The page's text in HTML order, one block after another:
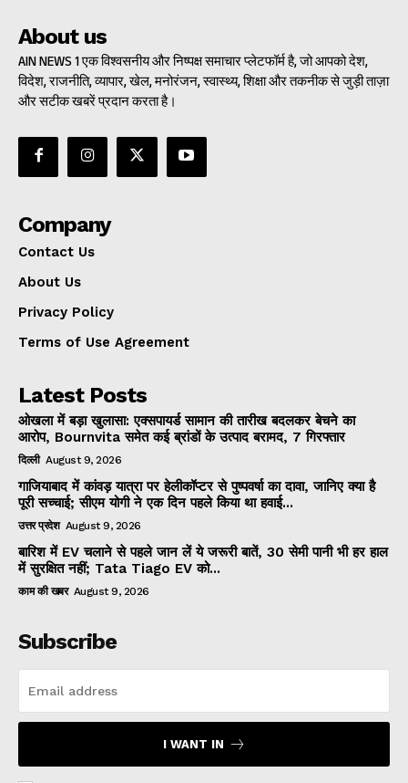
About us
AIN NEWS 1 एक विश्वसनीय और निष्पक्ष समाचार प्लेटफॉर्म है, जो आपको देश,
विदेश, राजनीति, व्यापार, खेल, मनोरंजन, स्वास्थ्य, शिक्षा और तकनीक से जुड़ी ताज़ा
और सटीक खबरें प्रदान करता है।
Company
Contact Us
About Us
Privacy Policy
Terms of Use Agreement
Latest Posts
ओखला में बड़ा खुलासा: एक्सपायर्ड सामान की तारीख बदलकर बेचने का
आरोप, Bournvita समेत कई ब्रांडों के उत्पाद बरामद, 7 गिरफ्तार
दिल्ली August 9, 2026
गाजियाबाद में कांवड़ यात्रा पर हेलीकॉप्टर से पुष्पवर्षा का दावा, जानिए क्या है
पूरी सच्चाई; सीएम योगी ने एक दिन पहले किया था हवाई...
उत्तर प्रदेश August 9, 2026
बारिश में EV चलाने से पहले जान लें ये जरूरी बातें, 30 सेमी पानी भी हर हाल
में सुरक्षित नहीं; Tata Tiago EV को...
काम की खबर August 9, 2026
Subscribe
I WANT IN